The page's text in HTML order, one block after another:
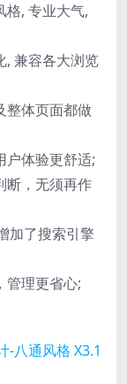
格, 专业大气,
, 兼容各大浏览
整体页面都做
户体验更舒适;
断，无须再作
加了搜索引擎
管理更省心;